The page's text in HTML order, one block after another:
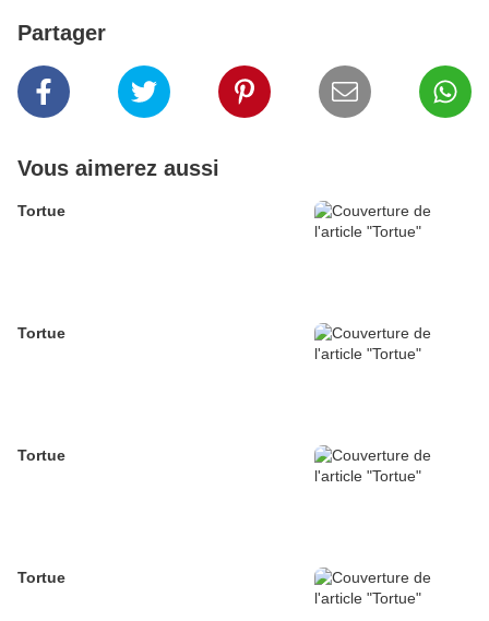
Partager
Vous aimerez aussi
Tortue
Tortue
Tortue
Tortue